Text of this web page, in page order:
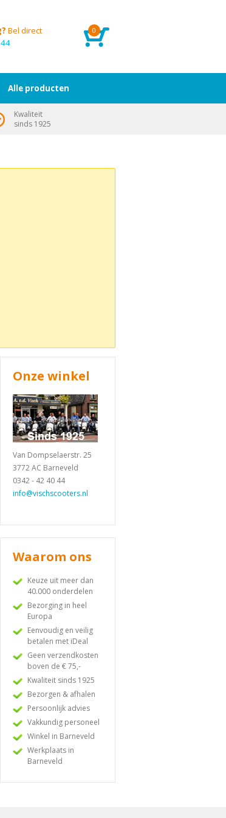
0
Bel direct
Onze winkel
Van Dompselaerstr. 25
3772 AC Barneveld
0342 - 42 40 44
info@vischscooters.nl
Waarom ons
Keuze uit meer dan
40.000 onderdelen
Bezorging in heel
Europa
Eenvoudig en veilig
betalen met iDeal
Geen verzendkosten
boven de € 75,-
Kwaliteit sinds 1925
Bezorgen & afhalen
Persoonlijk advies
Vakkundig personeel
Winkel in Barneveld
Werkplaats in
Barneveld
Alle producten
Kwaliteit
sinds 1925